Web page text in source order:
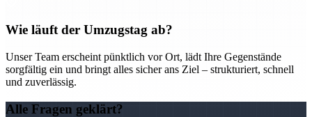
Wie läuft der Umzugstag ab?
Unser Team erscheint pünktlich vor Ort, lädt Ihre Gegenstände
sorgfältig ein und bringt alles sicher ans Ziel – strukturiert, schnell
und zuverlässig.
Alle Fragen geklärt?